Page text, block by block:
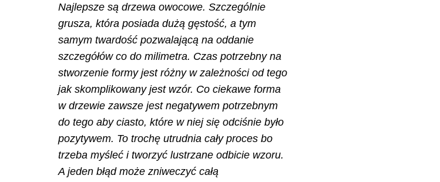
Najlepsze są drzewa owocowe. Szczególnie
grusza, która posiada dużą gęstość, a tym
samym twardość pozwalającą na oddanie
szczegółów co do milimetra. Czas potrzebny na
stworzenie formy jest różny w zależności od tego
jak skomplikowany jest wzór. Co ciekawe forma
w drzewie zawsze jest negatywem potrzebnym
do tego aby ciasto, które w niej się odciśnie było
pozytywem. To trochę utrudnia cały proces bo
trzeba myśleć i tworzyć lustrzane odbicie wzoru.
A jeden błąd może zniweczyć całą